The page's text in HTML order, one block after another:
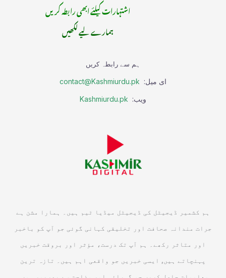
اشتہارات کیلئے ابھی رابطہ کریں
ہمارے لیے لکھیں
ہم سے رابطہ کریں
ای میل: contact@Kashmiurdu.pk
ویب: Kashmiurdu.pk
ہم کشمیر ڈیجیٹل کی ڈیجیٹل میڈیا ٹیم ہیں۔ ہمارا مشن ہے
جرات مندانہ صحافت اور تخلیقی کہانی گوئی جو آپ کو باخبر
اور متاثر رکھے۔ ہم آپ تک درست، مؤثر اور بروقت خبریں
پہنچاتے ہیں, ایسی خبریں جو واقعی اہم ہیں۔ تازہ ترین